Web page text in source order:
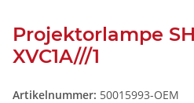
Projektorlampe
XVC1A///1
Artikelnummer: 50015993-OEM